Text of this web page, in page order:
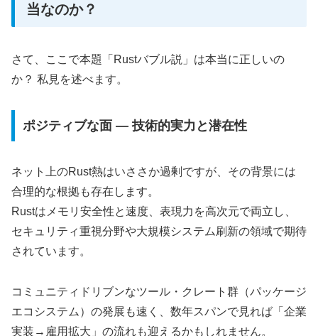
当なのか？
さて、ここで本題「Rustバブル説」は本当に正しいの
か？ 私見を述べます。
ポジティブな面 ― 技術的実力と潜在性
ネット上のRust熱はいささか過剰ですが、その背景には
合理的な根拠も存在します。
Rustはメモリ安全性と速度、表現力を高次元で両立し、
セキュリティ重視分野や大規模システム刷新の領域で期待
されています。
コミュニティドリブンなツール・クレート群（パッケージ
エコシステム）の発展も速く、数年スパンで見れば「企業
実装→雇用拡大」の流れも迎えるかもしれません。